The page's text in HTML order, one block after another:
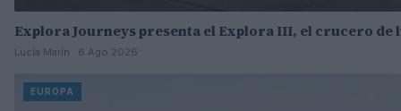
Explora Journeys presenta el Explora III, el crucero de
Lucía Marín · 6 Ago 2026
EUROPA